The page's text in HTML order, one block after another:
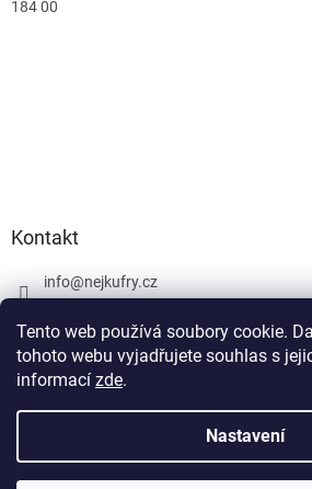
Tento web používá soubory cookie.
tohoto webu vyjadřujete souhlas s
informací zde.
Nastavení
184 00
Kontakt
info@nejkufry.cz
Facebook
Vytvořil Shoptet